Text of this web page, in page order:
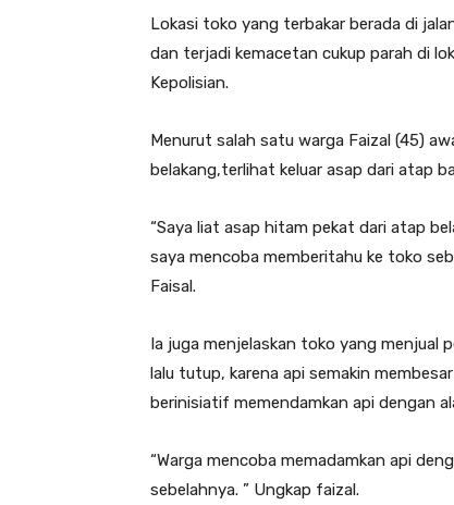
Lokasi toko yang terbakar berada di
dan terjadi kemacetan cukup parah di
Kepolisian.
Menurut salah satu warga Faizal (45)
belakang,terlihat keluar asap dari atap
“Saya liat asap hitam pekat dari atap
saya mencoba memberitahu ke toko
Faisal.
Ia juga menjelaskan toko yang menjual
lalu tutup, karena api semakin
berinisiatif memendamkan api dengan
“Warga mencoba memadamkan api
sebelahnya. ” Ungkap faizal.